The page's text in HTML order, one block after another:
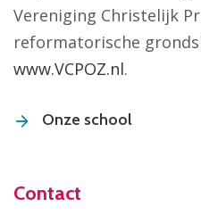
Vereniging Christelijk
reformatorische
www.VCPOZ.nl.
Onze school
Contact